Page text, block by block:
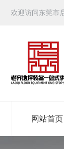
欢迎访问东莞市
网站首页